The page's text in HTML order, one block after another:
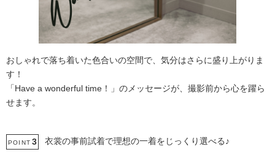
おしゃれで落ち着いた色合いの空間で、気分はさらに盛り上がりま
す！
「Have a wonderful time！」のメッセージが、撮影前から心を躍ら
せます。
POINT 3 衣裳の事前試着で理想の一着をじっくり選べる♪